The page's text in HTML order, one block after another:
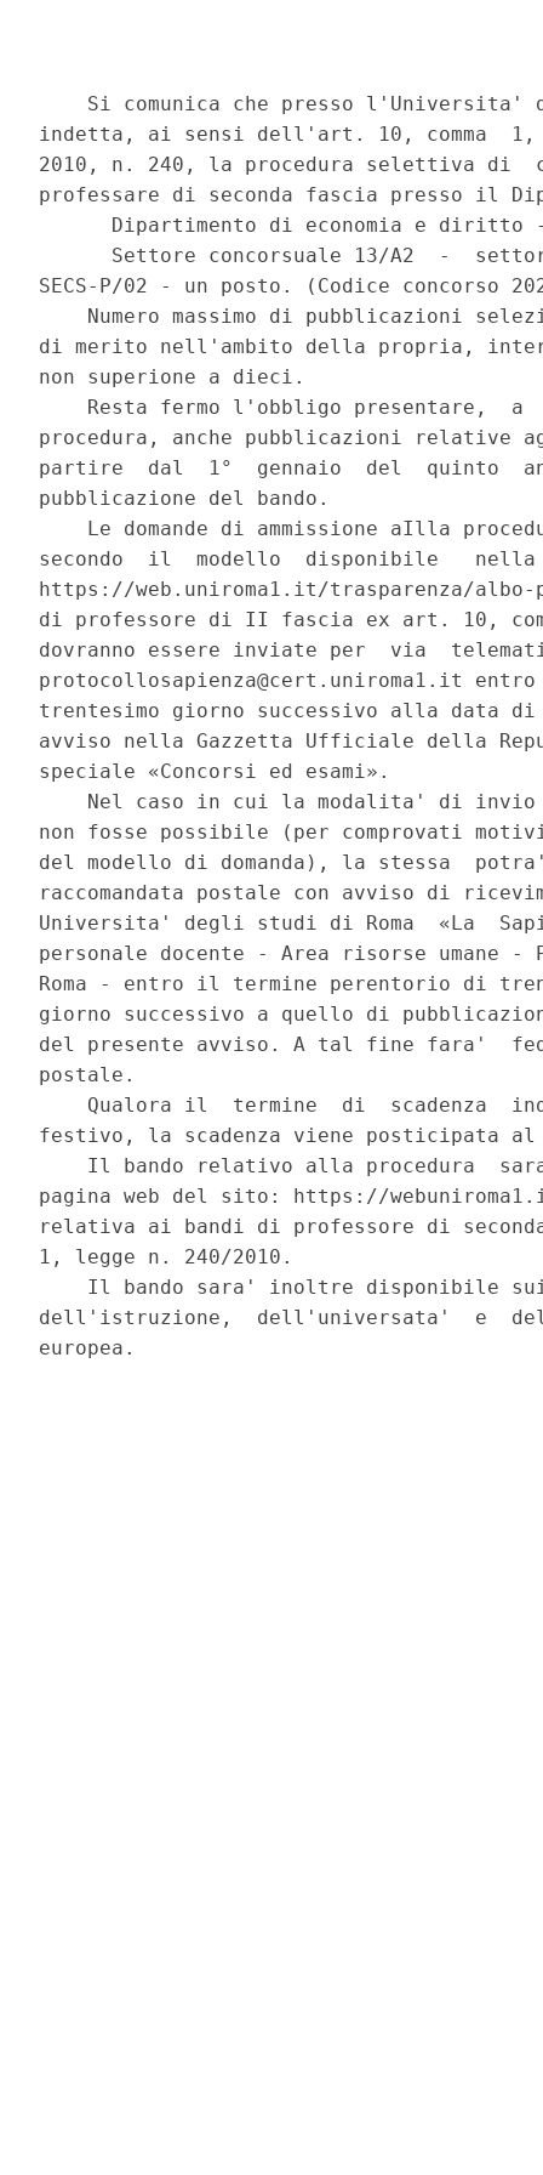
Si comunica che presso l'Universita'
indetta, ai sensi dell'art. 10, comma  1,
2010, n. 240, la procedura selettiva di
professare di seconda fascia presso il
Dipartimento di economia e diritto
Settore concorsuale 13/A2  -
SECS-P/02 - un posto. (Codice concorso
Numero massimo di pubblicazioni
di merito nell'ambito della propria,
non superione a dieci.
Resta fermo l'obbligo presentare,  a
procedura, anche pubblicazioni
partire  dal  1°  gennaio  del  quinto
pubblicazione del bando.
Le domande di ammissione aIlla
secondo  il  modello  disponibile
https://web.uniroma1.it/trasparenza/
di professore di II fascia ex art. 10,
dovranno essere inviate per  via
protocollosapienza@cert.uniroma1.it
trentesimo giorno successivo alla data
avviso nella Gazzetta Ufficiale della
speciale «Concorsi ed esami».
Nel caso in cui la modalita' di
non fosse possibile (per comprovati
del modello di domanda), la stessa
raccomandata postale con avviso di
Universita' degli studi di Roma  «La
personale docente - Area risorse umane
Roma - entro il termine perentorio di
giorno successivo a quello di
del presente avviso. A tal fine fara'
postale.
Qualora il  termine  di  scadenza
festivo, la scadenza viene posticipata
Il bando relativo alla procedura
pagina web del sito: https://
relativa ai bandi di professore di
1, legge n. 240/2010.
Il bando sara' inoltre disponibile
dell'istruzione,  dell'universata'  e
europea.